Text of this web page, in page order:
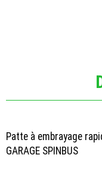
Patte à embrayage
GARAGE SPINBUS